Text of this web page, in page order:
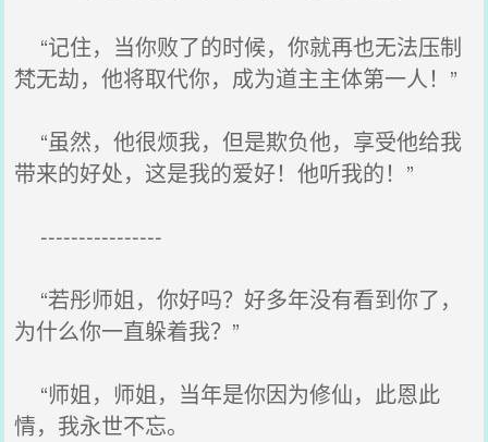
“记住，当你败了的时候，你就再也无法压制
梵无劫，他将取代你，成为道主主体第一人！”
“虽然，他很烦我，但是欺负他，享受他给我
带来的好处，这是我的爱好！他听我的！”
----------------
“若彤师姐，你好吗？好多年没有看到你了，
为什么你一直躲着我？”
“师姐，师姐，当年是你因为修仙，此恩此
情，我永世不忘。